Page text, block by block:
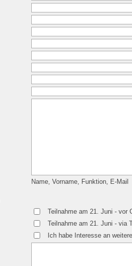
Name, Vorname, Funktion, E-Mail
Teilnahme am 21. Juni - vor
Teilnahme am 21. Juni - via
Ich habe Interesse an